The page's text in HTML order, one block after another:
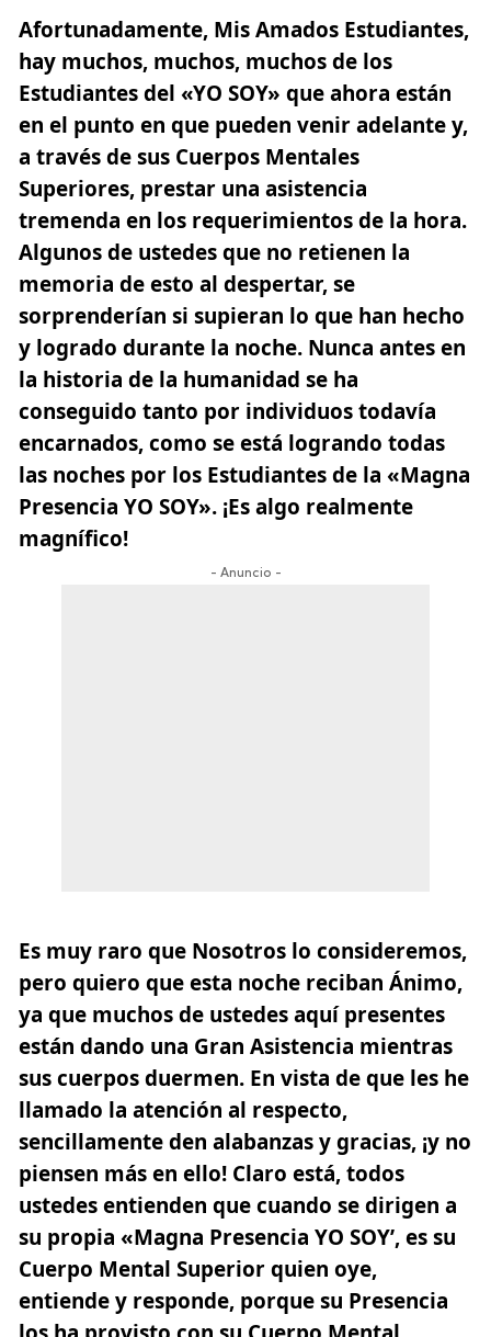
Afortunadamente, Mis Amados Estudiantes,
hay muchos, muchos, muchos de los
Estudiantes del «YO SOY» que ahora están
en el punto en que pueden venir adelante y,
a través de sus Cuerpos Mentales
Superiores, prestar una asistencia
tremenda en los requerimientos de la hora.
Algunos de ustedes que no retienen la
memoria de esto al despertar, se
sorprenderían si supieran lo que han hecho
y logrado durante la noche. Nunca antes en
la historia de la humanidad se ha
conseguido tanto por individuos todavía
encarnados, como se está logrando todas
las noches por los Estudiantes de la «Magna
Presencia YO SOY». ¡Es algo realmente
magnífico!
- Anuncio -
Es muy raro que Nosotros lo consideremos,
pero quiero que esta noche reciban Ánimo,
ya que muchos de ustedes aquí presentes
están dando una Gran Asistencia mientras
sus cuerpos duermen. En vista de que les he
llamado la atención al respecto,
sencillamente den alabanzas y gracias, ¡y no
piensen más en ello! Claro está, todos
ustedes entienden que cuando se dirigen a
su propia «Magna Presencia YO SOY’, es su
Cuerpo Mental Superior quien oye,
entiende y responde, porque su Presencia